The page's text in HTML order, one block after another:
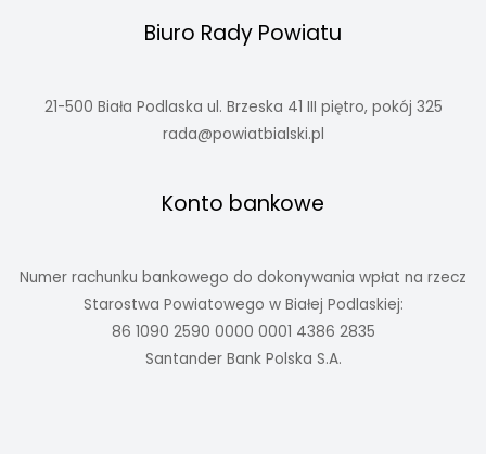
Biuro Rady Powiatu
21-500 Biała Podlaska ul. Brzeska 41 III piętro, pokój 325
rada@powiatbialski.pl
Konto bankowe
Numer rachunku bankowego do dokonywania wpłat na rzecz
Starostwa Powiatowego w Białej Podlaskiej:
86 1090 2590 0000 0001 4386 2835
Santander Bank Polska S.A.